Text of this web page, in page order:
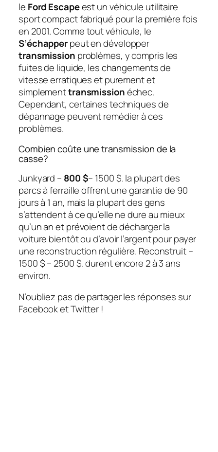
le Ford Escapeest un véhicule utilitaire
sport compact fabriqué pour la première fois
en 2001. Comme tout véhicule, le
S’échapperpeut en développer
transmission problèmes, y compris les
fuites de liquide, les changements de
vitesse erratiques et purement et
simplementtransmissionéchec.
Cependant, certaines techniques de
dépannage peuvent remédier à ces
problèmes.
Combien coûte une transmission de la
casse?
Junkyard – 800 $– 1500 $. la plupart des
parcs à ferraille offrent une garantie de 90
jours à 1 an, mais la plupart des gens
s’attendent à ce qu’elle ne dure au mieux
qu’un an et prévoient de décharger la
voiture bientôt ou d’avoir l’argent pour payer
une reconstruction régulière. Reconstruit –
1500 $ – 2500 $. durent encore 2 à 3 ans
environ.
N’oubliez pas de partager les réponses sur
Facebook et Twitter !